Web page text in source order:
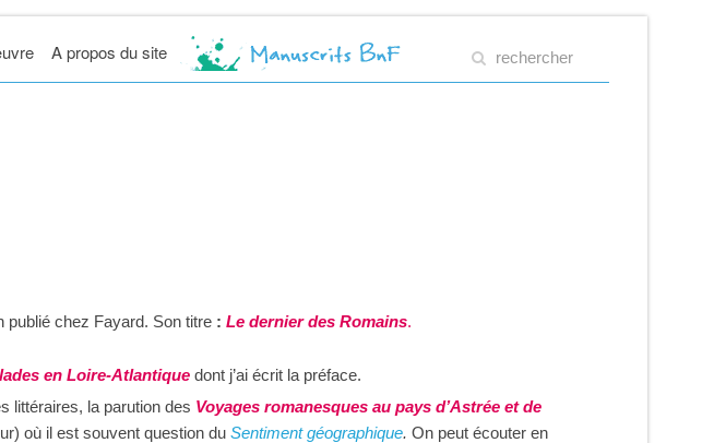
A propos du site
publié chez Fayard. Son titre :Le dernier des Romains.
en Loire-Atlantique dont j’ai écrit la préface.
littéraires, la parution des Voyages romanesques au pays d’Astrée et de
où il est souvent question duSentiment géographique.On peut écouter en